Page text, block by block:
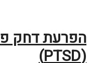
הפרעת דחק
(
PTSD
)